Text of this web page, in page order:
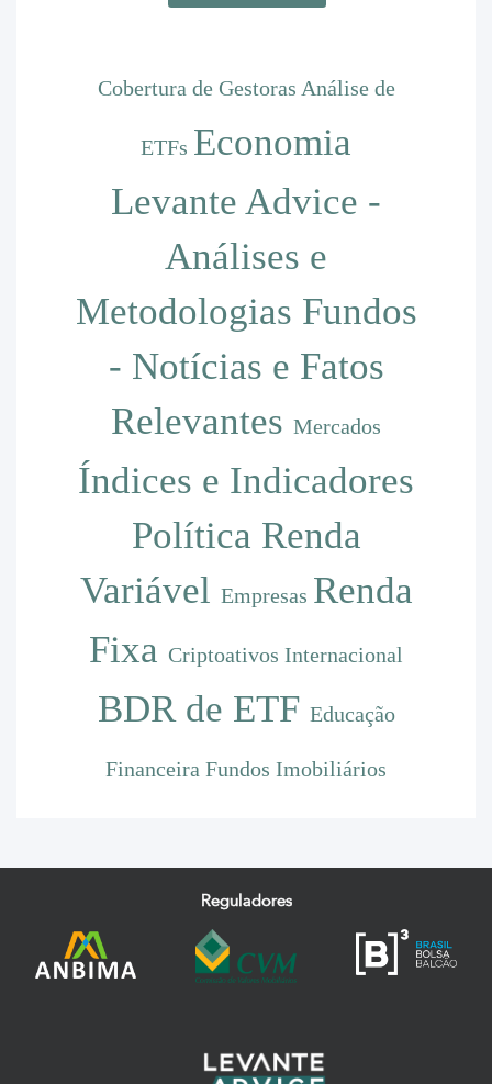
Cobertura de Gestoras Análise de
ETFs Economia
Levante Advice -
Análises e
Metodologias Fundos
- Notícias e Fatos
Relevantes Mercados
Índices e Indicadores
Política Renda
Variável Empresas Renda
Fixa Criptoativos Internacional
BDR de ETF Educação
Financeira Fundos Imobiliários
Reguladores